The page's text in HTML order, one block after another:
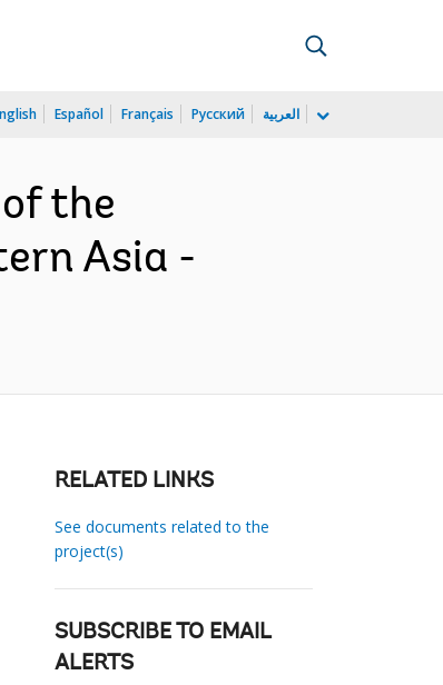
Español Français Русский العربية
the
Asia -
RELATED LINKS
See documents related to the
project(s)
SUBSCRIBE TO EMAIL
ALERTS